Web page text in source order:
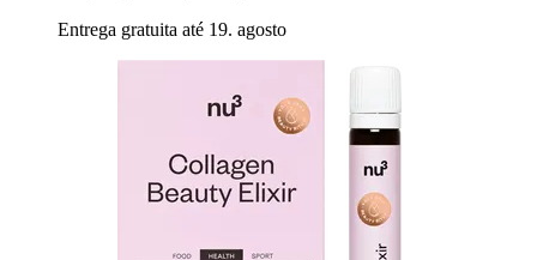
Entrega gratuita até 19. agosto